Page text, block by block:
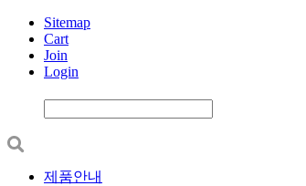
Sitemap
Cart
Join
Login
제품안내